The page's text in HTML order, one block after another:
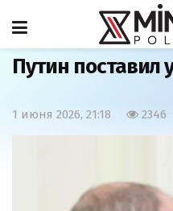
Главная
Путин поставил
1 июня 2026, 21:18 2346